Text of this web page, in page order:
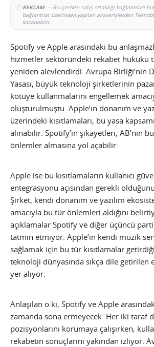
REKLAM— Bu içerikte satış ortaklığı bağlantıları
bağlantılar üzerinden yapılan alışverişlerden
kazanabilir.
Spotify ve Apple arasındaki bu
hizmetler sektöründeki rekabet hukuku
yeniden alevlendirdi. Avrupa Birliği’nin
Yasası, büyük teknoloji şirketlerinin
kötüye kullanmalarını engellemek
oluşturulmuştu. Apple’ın donanım ve
üzerindeki kısıtlamaları, bu yasa
alınabilir. Spotify’ın şikayetleri, AB’nin
önlemler almasına yol açabilir.
Apple ise bu kısıtlamaların kullanıcı
entegrasyonu açısından gerekli
Şirket, kendi donanım ve yazılım
amacıyla bu tür önlemleri aldığını
açıklamalar Spotify ve diğer üçüncü
tatmin etmiyor. Apple’ın kendi müzik
sağlamak için bu tür kısıtlamalar
teknoloji dünyasında sıkça dile getirilen
yer alıyor.
Anlaşılan o ki, Spotify ve Apple
zamanda sona ermeyecek. Her iki taraf
pozisyonlarını korumaya çalışırken,
rekabetin sonuçlarını yakından izliyor.